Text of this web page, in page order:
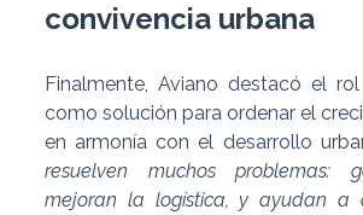
convivencia urbana
Finalmente, Aviano destacó el
como solución para ordenar el
en armonía con el desarrollo
resuelven muchos problemas:
mejoran la logística, y ayudan a